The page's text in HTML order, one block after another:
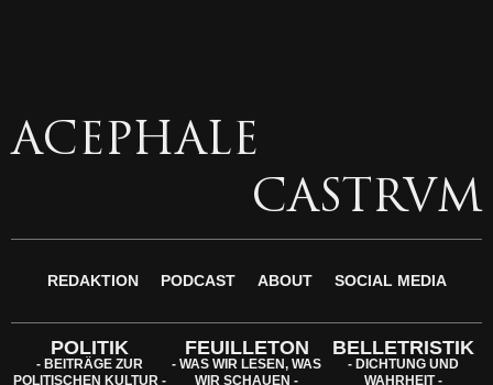
ACEPHALE
CASTRVM
REDAKTION PODCAST ABOUT SOCIAL MEDIA
POLITIK
- BEITRÄGE ZUR
POLITISCHEN KULTUR -
FEUILLETON
- WAS WIR LESEN, WAS
WIR SCHAUEN -
BELLETRISTIK
- DICHTUNG UND
WAHRHEIT -